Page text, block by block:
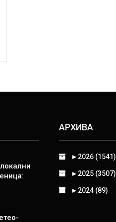
АРХИВА
► 2026 (1541)
► 2025 (3507)
► 2024 (89)